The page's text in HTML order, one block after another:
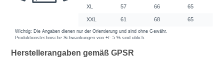
Herstellerangaben gemäß GPSR